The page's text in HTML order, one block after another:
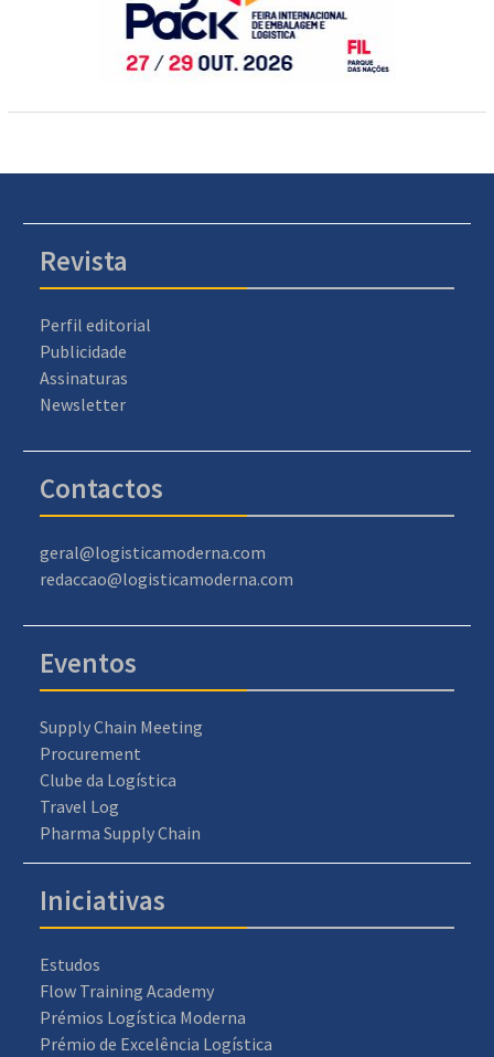
Revista
Perfil editorial
Publicidade
Assinaturas
Newsletter
Contactos
geral@logisticamoderna.com
redaccao@logisticamoderna.com
Eventos
Supply Chain Meeting
Procurement
Clube da Logística
Travel Log
Pharma Supply Chain
Iniciativas
Estudos
Flow Training Academy
Prémios Logística Moderna
Prémio de Excelência Logística